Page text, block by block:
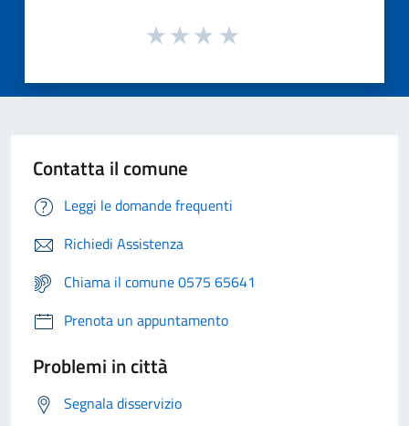
Contatta il comune
Leggi le domande frequenti
Richiedi Assistenza
Chiama il comune 0575 65641
Prenota un appuntamento
Problemi in città
Segnala disservizio